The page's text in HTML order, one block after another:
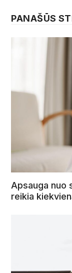
PANAŠŪS
Apsauga nuo
reikia